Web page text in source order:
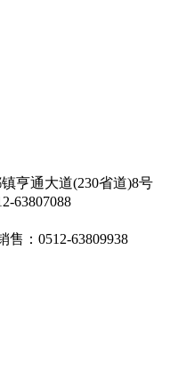
亨通大道(230省道)8号
63807088
售：0512-63809938